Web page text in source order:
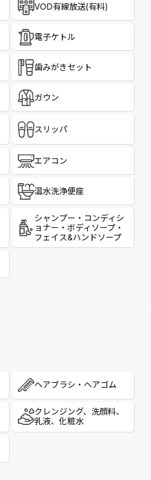
VOD有線放送(有料)
電子ケトル
歯みがきセット
ガウン
スリッパ
エアコン
温水洗浄便座
シャンプー・コンディシ
ョナー・ボディソープ・
フェイス&ハンドソープ
ヘアブラシ・ヘアゴム
クレンジング、洗顔料、
乳液、化粧水